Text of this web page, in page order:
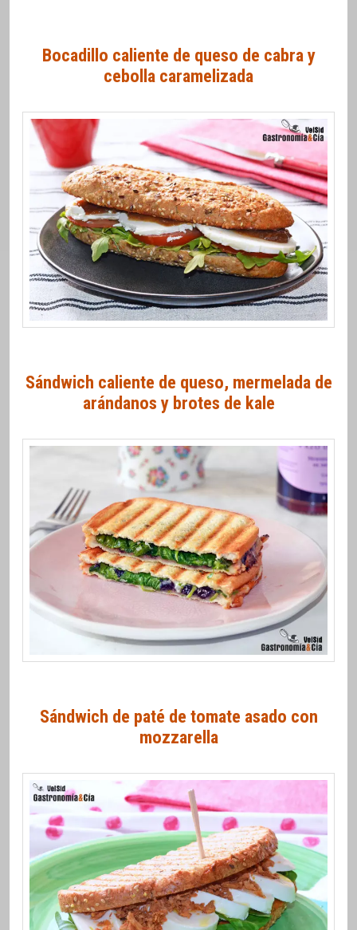
Bocadillo caliente de queso de cabra y
cebolla caramelizada
Sándwich caliente de queso, mermelada de
arándanos y brotes de kale
Sándwich de paté de tomate asado con
mozzarella